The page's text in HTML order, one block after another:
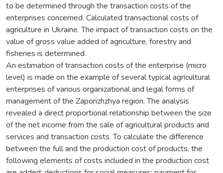
to be determined through the transaction costs of the
enterprises concerned. Calculated transactional costs of
agriculture in Ukraine. The impact of transaction costs on the
value of gross value added of agriculture, forestry and
fisheries is determined.
An estimation of transaction costs of the enterprise (micro
level) is made on the example of several typical agricultural
enterprises of various organizational and legal forms of
management of the Zaporizhzhya region. The analysis
revealed a direct proportional relationship between the size
of the net income from the sale of agricultural products and
services and transaction costs. To calculate the difference
between the full and the production cost of products, the
following elements of costs included in the production cost